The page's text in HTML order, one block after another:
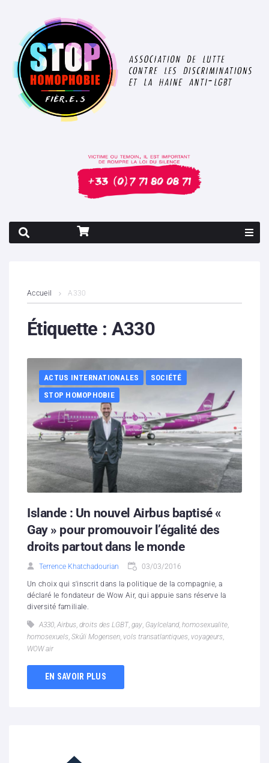
Contenus litigieux
Boutique
Contacts
Hébergement solidaire
Accueil A330
Étiquette : A330
ACTUS INTERNATIONALES
SOCIÉTÉ
STOP HOMOPHOBIE
Islande : Un nouvel Airbus baptisé «
Gay » pour promouvoir l’égalité des
droits partout dans le monde
Terrence Khatchadourian 03/03/2016
Un choix qui s'inscrit dans la politique de la compagnie, a
déclaré le fondateur de Wow Air, qui appuie sans réserve la
diversité familiale.
A330, Airbus, droits des LGBT, gay, GayIceland, homosexualite,
homosexuels, Skúli Mogensen, vols transatlantiques, voyageurs,
WOW air
EN SAVOIR PLUS